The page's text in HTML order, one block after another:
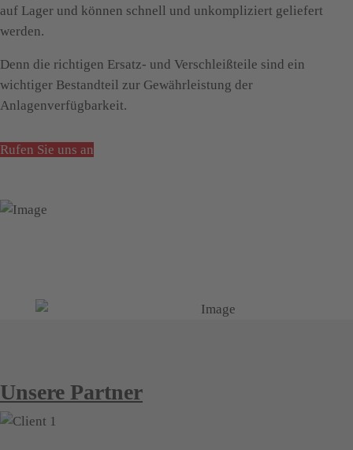
auf Lager und können schnell und unkompliziert geliefert
werden.
Denn die richtigen Ersatz- und Verschleißteile sind ein
wichtiger Bestandteil zur Gewährleistung der
Anlagenverfügbarkeit.
Rufen Sie uns an
Unsere Partner